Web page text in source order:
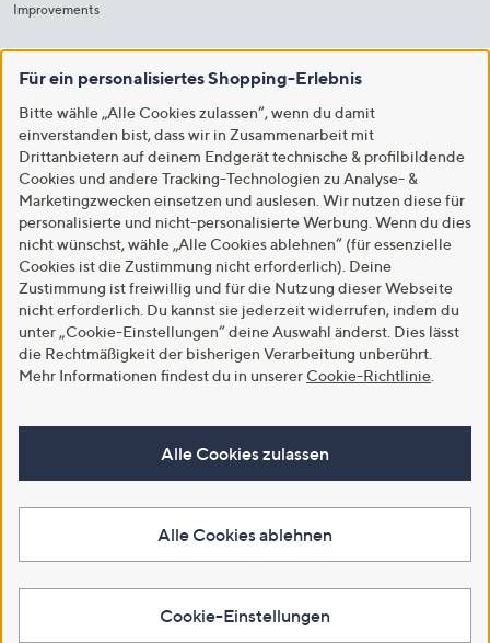
Improvements
Für ein personalisiertes Shopping-Erlebnis
Bitte wähle „Alle Cookies zulassen“, wenn du damit
einverstanden bist, dass wir in Zusammenarbeit mit
Drittanbietern auf deinem Endgerät technische & profilbildende
Cookies und andere Tracking-Technologien zu Analyse- &
Marketingzwecken einsetzen und auslesen. Wir nutzen diese für
personalisierte und nicht-personalisierte Werbung. Wenn du dies
nicht wünschst, wähle „Alle Cookies ablehnen“ (für essenzielle
Cookies ist die Zustimmung nicht erforderlich). Deine
Zustimmung ist freiwillig und für die Nutzung dieser Webseite
nicht erforderlich. Du kannst sie jederzeit widerrufen, indem du
unter „Cookie-Einstellungen“ deine Auswahl änderst. Dies lässt
die Rechtmäßigkeit der bisherigen Verarbeitung unberührt.
Mehr Informationen findest du in unserer Cookie-Richtlinie
Alle Cookies zulassen
Alle Cookies ablehnen
Cookie-Einstellungen